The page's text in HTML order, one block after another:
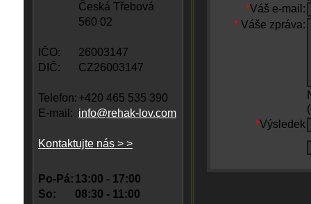
Česká Třebová
560 02
IČO:
26003147
DIČ:
CZ26003147
Telefon: +420 465 535 390
E-mail: info@rehak-lov.com
Kontaktujte nás > >
Po-Pá: 13:00 - 17:00
So:
08:30 - 11:00
*Váš e-mail:
* Váše zpráva:
*Výsledek